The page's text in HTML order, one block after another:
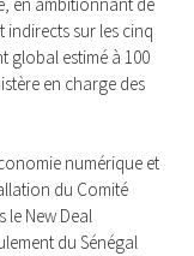
indirects sur les cinq
global estimé à 100
en charge des
numérique et
du Comité
le New Deal
du Sénégal